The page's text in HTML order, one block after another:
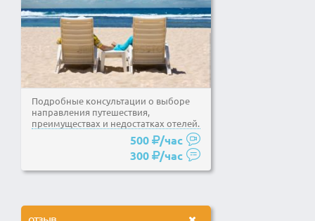
Подробные консультации о выборе
направления путешествия,
преимуществах и недостатках отелей.
Выбор варианта тура, для...
500
/час
300
/час
отзыв